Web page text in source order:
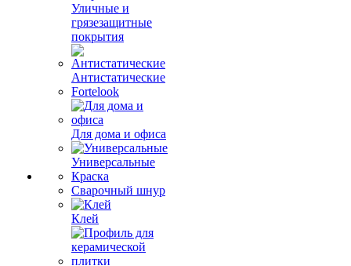
Уличные и
грязезащитные
покрытия
Антистатические
Fortelook
Для дома и офиса
Универсальные
Краска
Сварочный шнур
Клей